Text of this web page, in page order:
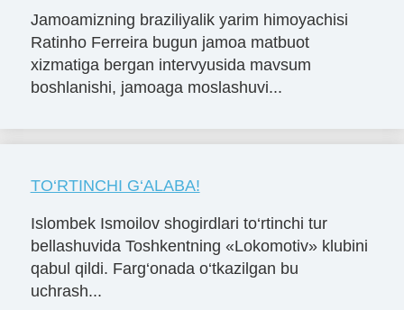
Jamoamizning braziliyalik yarim himoyachisi
Ratinho Ferreira bugun jamoa matbuot
xizmatiga bergan intervyusida mavsum
boshlanishi, jamoaga moslashuvi...
TO‘RTINCHI G‘ALABA!
Islombek Ismoilov shogirdlari to‘rtinchi tur
bellashuvida Toshkentning «Lokomotiv» klubini
qabul qildi. Farg‘onada o‘tkazilgan bu
uchrash...